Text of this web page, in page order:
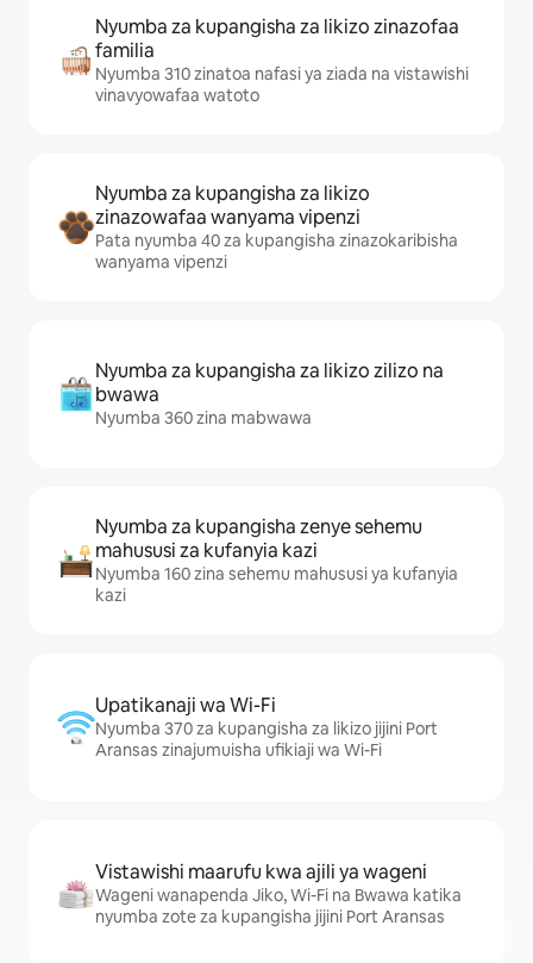
Nyumba za kupangisha za likizo zinazofaa
familia
Nyumba 310 zinatoa nafasi ya ziada na vistawishi
vinavyowafaa watoto
Nyumba za kupangisha za likizo
zinazowafaa wanyama vipenzi
Pata nyumba 40 za kupangisha zinazokaribisha
wanyama vipenzi
Nyumba za kupangisha za likizo zilizo na
bwawa
Nyumba 360 zina mabwawa
Nyumba za kupangisha zenye sehemu
mahususi za kufanyia kazi
Nyumba 160 zina sehemu mahususi ya kufanyia
kazi
Upatikanaji wa Wi-Fi
Nyumba 370 za kupangisha za likizo jijini Port
Aransas zinajumuisha ufikiaji wa Wi-Fi
Vistawishi maarufu kwa ajili ya wageni
Wageni wanapenda Jiko, Wi-Fi na Bwawa katika
nyumba zote za kupangisha jijini Port Aransas